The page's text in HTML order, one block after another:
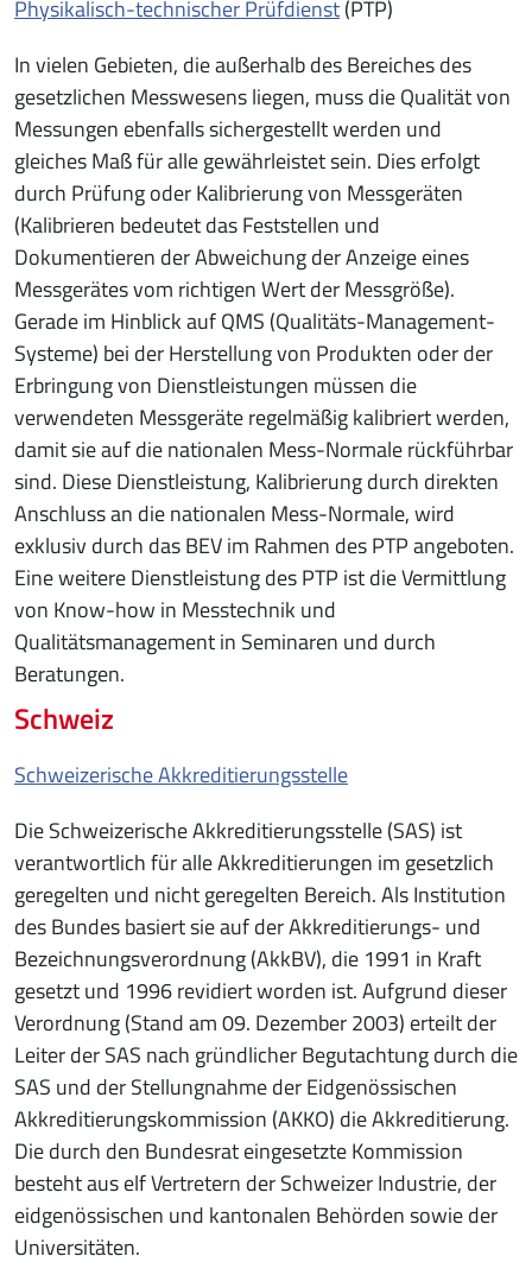
Physikalisch-technischer Prüfdienst(PTP)
In vielen Gebieten, die außerhalb des Bereiches des
gesetzlichen Messwesens liegen, muss die Qualität von
Messungen ebenfalls sichergestellt werden und
gleiches Maß für alle gewährleistet sein. Dies erfolgt
durch Prüfung oder Kalibrierung von Messgeräten
(Kalibrieren bedeutet das Feststellen und
Dokumentieren der Abweichung der Anzeige eines
Messgerätes vom richtigen Wert der Messgröße).
Gerade im Hinblick auf QMS (Qualitäts-Management-
Systeme) bei der Herstellung von Produkten oder der
Erbringung von Dienstleistungen müssen die
verwendeten Messgeräte regelmäßig kalibriert werden,
damit sie auf die nationalen Mess-Normale rückführbar
sind. Diese Dienstleistung, Kalibrierung durch direkten
Anschluss an die nationalen Mess-Normale, wird
exklusiv durch das BEV im Rahmen des PTP angeboten.
Eine weitere Dienstleistung des PTP ist die Vermittlung
von Know-how in Messtechnik und
Qualitätsmanagement in Seminaren und durch
Beratungen.
Schweiz
Schweizerische Akkreditierungsstelle
Die Schweizerische Akkreditierungsstelle (SAS) ist
verantwortlich für alle Akkreditierungen im gesetzlich
geregelten und nicht geregelten Bereich. Als Institution
des Bundes basiert sie auf der Akkreditierungs- und
Bezeichnungsverordnung (AkkBV), die 1991 in Kraft
gesetzt und 1996 revidiert worden ist. Aufgrund dieser
Verordnung (Stand am 09. Dezember 2003) erteilt der
Leiter der SAS nach gründlicher Begutachtung durch die
SAS und der Stellungnahme der Eidgenössischen
Akkreditierungskommission (AKKO) die Akkreditierung.
Die durch den Bundesrat eingesetzte Kommission
besteht aus elf Vertretern der Schweizer Industrie, der
eidgenössischen und kantonalen Behörden sowie der
Universitäten.